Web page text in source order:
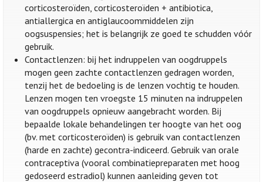
corticosteroïden, corticosteroïden + antibiotica,
antiallergica en antiglaucoommiddelen zijn
oogsuspensies; het is belangrijk ze goed te schudden vóór
gebruik.
Contactlenzen: bij het indruppelen van oogdruppels
mogen geen zachte contactlenzen gedragen worden,
tenzij het de bedoeling is de lenzen vochtig te houden.
Lenzen mogen ten vroegste 15 minuten na indruppelen
van oogdruppels opnieuw aangebracht worden. Bij
bepaalde lokale behandelingen ter hoogte van het oog
(bv. met corticosteroïden) is gebruik van contactlenzen
(harde en zachte) gecontra-indiceerd. Gebruik van orale
contraceptiva (vooral combinatiepreparaten met hoog
gedoseerd estradiol) kunnen aanleiding geven tot